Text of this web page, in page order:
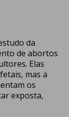
da
de abortos
Elas
mas a
os
exposta,